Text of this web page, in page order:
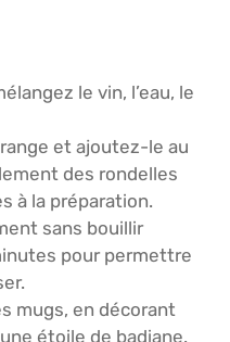
le vin, l’eau, le
et ajoutez-le au
des rondelles
à la préparation.
sans bouillir
pour permettre
mugs, en décorant
étoile de badiane.